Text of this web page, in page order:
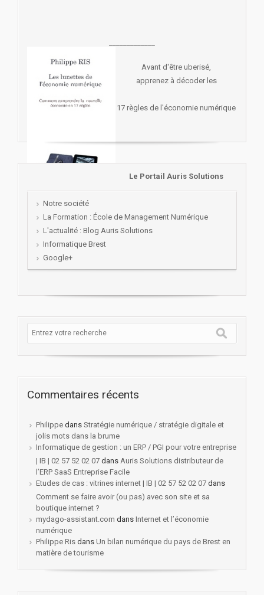
Avant d'être uberisé,
apprenez à décoder les
17 règles de l'économie numérique
Le Portail Auris Solutions
Notre société
La Formation : École de Management Numérique
L'actualité : Blog Auris Solutions
Informatique Brest
Google+
Commentaires récents
Philippe dans Stratégie numérique / stratégie digitale et
jolis mots dans la brume
Informatique de gestion : un ERP / PGI pour votre entreprise
| IB | 02 57 52 02 07 dans Auris Solutions distributeur de
l’ERP SaaS Entreprise Facile
Etudes de cas : vitrines internet | IB | 02 57 52 02 07 dans
Comment se faire avoir (ou pas) avec son site et sa
boutique internet ?
mydago-assistant.com dans Internet et l’économie
numérique
Philippe Ris dans Un bilan numérique du pays de Brest en
matière de tourisme